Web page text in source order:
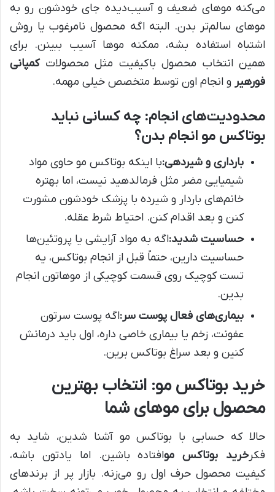
می‌کنه موهای ضعیف و آسیب‌دیده جای خودشون رو به
موهای سالم‌تر بدن. البته اگه محصول نامرغوب یا روش
اشتباه استفاده بشه، ممکنه موها آسیب ببینن. برای
همین انتخاب محصول باکیفیت مثل محصولاتکمپانی
فورهیر و انجام اون توسط متخصص خیلی مهمه.
محدودیت‌های انجام: چه کسانی نباید
بوتاکس مو انجام بدن؟
بارداری و شیردهی:با اینکه بوتاکس مو حاوی مواد
شیمیایی مضر مثل فرمالدهید نیست، اما بهتره
خانم‌های باردار و شیرده با پزشک خودشون مشورت
کنن و بعد اقدام کنن. احتیاط شرط عقله.
حساسیت شدید:اگه به مواد آرایشی یا پروتئین‌ها
حساسیت دارین، حتماً قبل از انجام بوتاکس، یه
تست کوچیک روی قسمت کوچیکی از موهاتون انجام
بدین.
بیماری‌های فعال پوست سر:اگه پوست سرتون
عفونت، زخم یا بیماری خاصی داره، اول باید درمانش
کنین و بعد سراغ بوتاکس برین.
خرید بوتاکس مو: انتخاب بهترین
محصول برای موهای شما
حالا که حسابی با بوتاکس مو آشنا شدین، شاید به
فکرخرید بوتاکس موافتاده باشین. اما یادتون باشه،
کیفیت محصول حرف اول رو می‌زنه. بازار پر از برندهای